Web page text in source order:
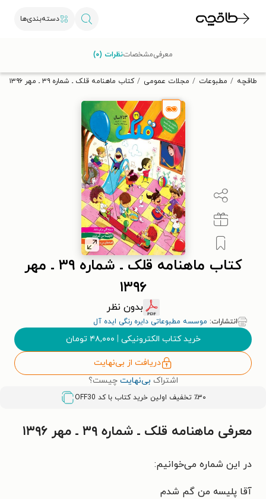
دسته‌بندی‌ها
تخفیف از طاقچه دریافت کن.
طاقچه مطبوعات مجلات عمومی کتاب ماهنامه قلک ـ شماره ۳۹ ـ مهر ۱۳۹۶
کتاب ماهنامه قلک ـ شماره ۳۹ ـ مهر
۱۳۹۶
بدون نظر
انتشارات: موسسه مطبوعاتی دایره رنگی ایده آل
خرید کتاب الکترونیکی | ۴۸,۰۰۰ تومان
دریافت از بی‌نهایت
اشتراک بی‌نهایت چیست؟
٪۳۰ تخفیف اولین خرید کتاب با کد OFF30
معرفیمشخصاتنظرات (۰)
معرفی ماهنامه قلک ـ شماره ۳۹ ـ مهر ۱۳۹۶
در این شماره می‌خوانیم:
آقا پلیسه من گم شدم